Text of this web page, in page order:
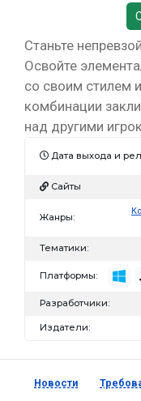
Станьте
Освойте
со своим стилем
комбинации
над другими
Дата выхода и
Сайты
Жанры:
Тематики:
Платформы:
Разработчики:
Издатели:
Новости